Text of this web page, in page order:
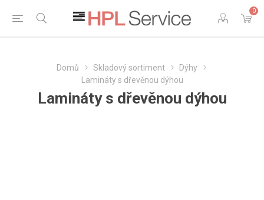
0
Domů Skladový sortiment
Dýhy
Lamináty s dřevěnou dýhou
Lamináty s dřevěnou dýhou